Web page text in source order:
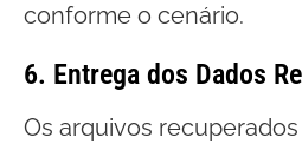
conforme o cenário.
6. Entrega dos Dados
Os arquivos recuperados